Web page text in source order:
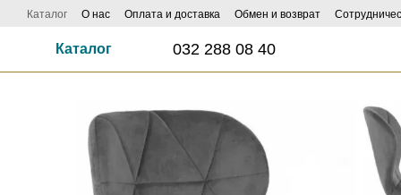
Перейти к основному контенту
Каталог О нас Оплата и доставка Обмен и возврат
Каталог 032 288 08 40